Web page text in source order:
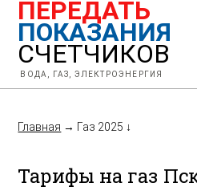
ПЕРЕДАТЬ
ПОКАЗАНИЯ
СЧЕТЧИКОВ
ВОДА, ГАЗ, ЭЛЕКТРОЭНЕРГИЯ
Главная → Газ 2025 ↓
Тарифы на газ